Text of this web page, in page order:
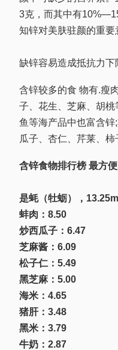
3克，而其中有
知锌对美肤驻颜的重要
缺锌容易造成抵抗力下
含锌较多的食 物有.瘦
子、花生、芝麻、胡
鱼等海产品中也富含锌
瓜子、杏仁、芹莱、柿
含锌食物排行榜 最方
是蚝（牡蛎），
蚌肉：8.50
炒西瓜子：6.47
芝麻酱：6.09
松子仁：5.49
黑芝麻：5.00
海米：4.65
猪肝：3.48
黑米：3.79
牛奶：2.87